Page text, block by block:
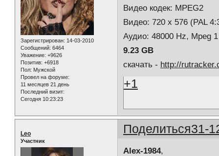
Зарегистрирован: 14-03-2010
Сообщений: 6464
Уважение: +9626
Позитив: +6918
Пол: Мужской
Провел на форуме:
11 месяцев 21 день
Последний визит:
Сегодня 10:23:23
Видео кодек: MPEG2
Видео: 720 х 576 (PAL
Аудио: 48000 Hz, Mpeg
9.23 GB
скачать - http://
+1
Поделиться31-
Leo
Участник
Alex-1984,